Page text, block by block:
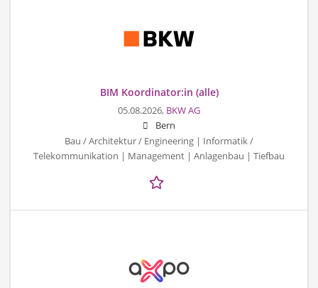
BIM Koordinator:in (alle)
05.08.2026, BKW AG
Bern
Bau / Architektur / Engineering | Informatik /
Telekommunikation | Management | Anlagenbau | Tiefbau